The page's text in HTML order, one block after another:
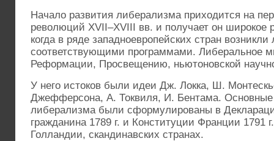
Начало развития либерализма приходится на
революций XVII–XVIII вв. и получает он широкое
когда в ряде западноевропейских стран
соответствующими программами. Либеральное
Реформации, Просвещению, ньютоновской
У него истоков были идеи Дж. Локка, Ш.
Джефферсона, А. Токвиля, И. Бентама. Основные
либерализма были сформулированы в
гражданина 1789 г. и Конституции Франции 1791
Голландии, скандинавских странах.